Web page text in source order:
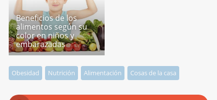
Beneficios de los
alimentos según su
color en niños y
embarazadas
Obesidad Nutrición Alimentación Cosas de la casa